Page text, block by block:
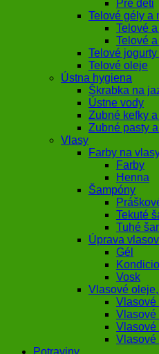
Pre deti
Telové gély a
Telové
Telové
Telové
Telové oleje
Ústna hygiena
Škrabka na
Ústne vody
Zubné kefky
Zubné pasty
Vlasy
Farby na
Farby
Henna
Šampóny
Tekuté
Tuhé
Úprava vlasov
Gél
Vosk
Vlasové
Vlasové
Vlasové
Vlasové
Vlasové
Potraviny